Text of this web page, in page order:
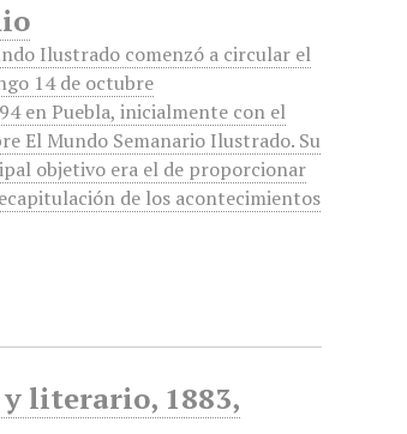
Ilustrado comenzó a circular el
14 de octubre
en Puebla, inicialmente con el
El Mundo Semanario Ilustrado. Su
objetivo era el de proporcionar
de los acontecimientos
literario, 1883,